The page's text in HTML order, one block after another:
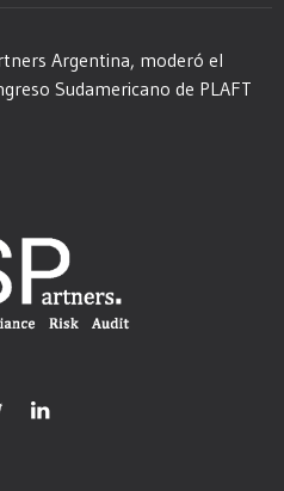
Argentina, moderó el
Sudamericano de PLAFT